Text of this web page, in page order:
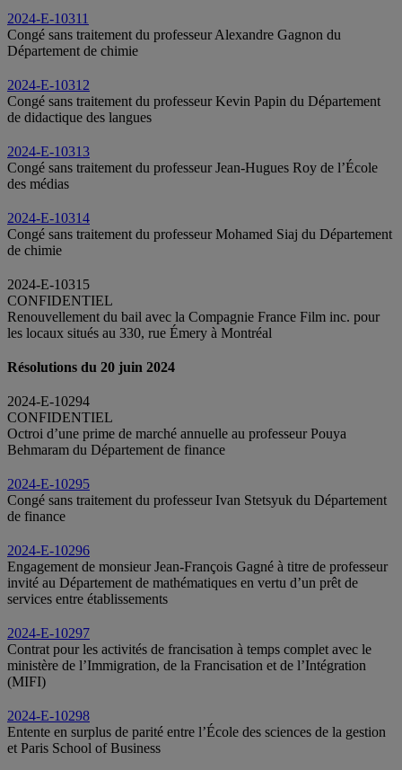
2024-E-10311
Congé sans traitement du professeur Alexandre Gagnon du
Département de chimie
2024-E-10312
Congé sans traitement du professeur Kevin Papin du Département
de didactique des langues
2024-E-10313
Congé sans traitement du professeur Jean-Hugues Roy de l’École
des médias
2024-E-10314
Congé sans traitement du professeur Mohamed Siaj du Département
de chimie
2024-E-10315
CONFIDENTIEL
Renouvellement du bail avec la Compagnie France Film inc. pour
les locaux situés au 330, rue Émery à Montréal
Résolutions du 20 juin 2024
2024-E-10294
CONFIDENTIEL
Octroi d’une prime de marché annuelle au professeur Pouya
Behmaram du Département de finance
2024-E-10295
Congé sans traitement du professeur Ivan Stetsyuk du Département
de finance
2024-E-10296
Engagement de monsieur Jean-François Gagné à titre de professeur
invité au Département de mathématiques en vertu d’un prêt de
services entre établissements
2024-E-10297
Contrat pour les activités de francisation à temps complet avec le
ministère de l’Immigration, de la Francisation et de l’Intégration
(MIFI)
2024-E-10298
Entente en surplus de parité entre l’École des sciences de la gestion
et Paris School of Business